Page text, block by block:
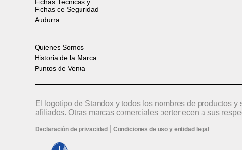
Fichas Técnicas y
Fichas de Seguridad
Audurra
Quienes Somos
Historia de la Marca
Puntos de Venta
El logotipo de Standox y todos los nombres de productos
afiliados. Otras marcas comerciales pertenecen a sus
Declaración de privacidad Condiciones de uso y entidad legal